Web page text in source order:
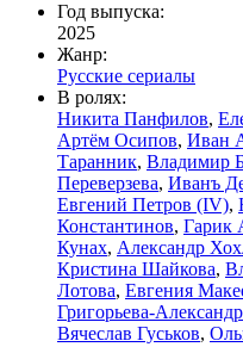
Год выпуска:
2025
Жанр:
Русские сериалы
В ролях:
Никита Панфилов,
Артём Осипов, Иван
Таранник, Владимир
Переверзева, Иванъ
Евгений Петров (IV),
Константинов, Гарик
Кунах, Александр
Кристина Шайкова,
Лотова, Евгения
Григорьева-
Вячеслав Гуськов,